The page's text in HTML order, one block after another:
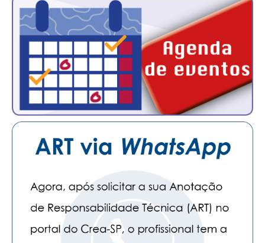
NOTÍCIAS
CONTEÚDO ESPECIAL
JORNAL DO ENGENHEIRO
AGENDA
SEESP NOTÍCIAS
FOTOS
MANUAL DE REDAÇÃO